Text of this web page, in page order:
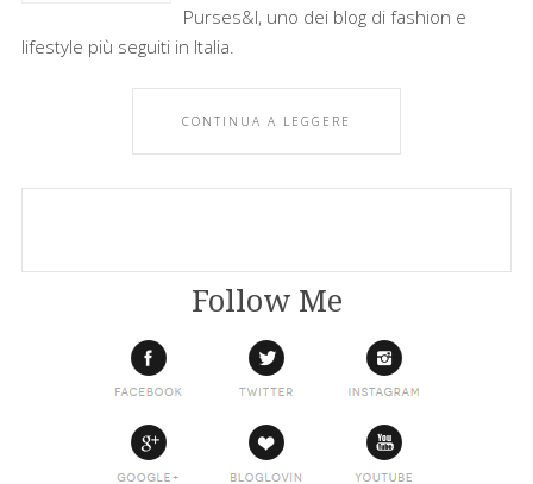
Purses&I, uno dei blog di fashion e
lifestyle più seguiti in Italia.
CONTINUA A LEGGERE
Follow Me